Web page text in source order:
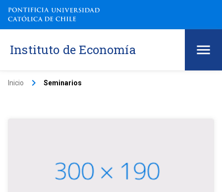
Instituto de Economía
Inicio keyboard_arrow_right Seminarios